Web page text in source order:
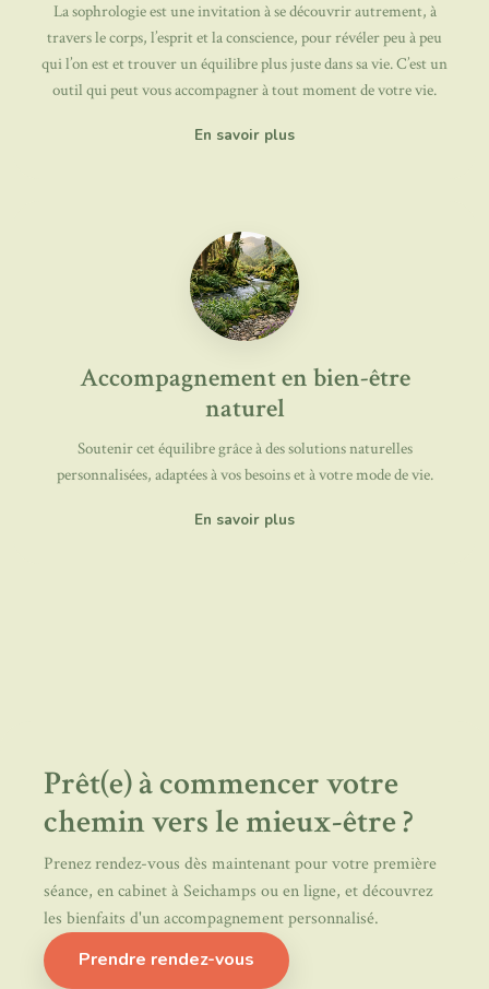
La sophrologie est une invitation à se découvrir autrement, à
travers le corps, l’esprit et la conscience, pour révéler peu à peu
qui l’on est et trouver un équilibre plus juste dans sa vie. C’est un
outil qui peut vous accompagner à tout moment de votre vie.
En savoir plus
Accompagnement en bien-être
naturel
Soutenir cet équilibre grâce à des solutions naturelles
personnalisées, adaptées à vos besoins et à votre mode de vie.
En savoir plus
Prêt(e) à commencer votre
chemin vers le mieux-être ?
Prenez rendez-vous dès maintenant pour votre première
séance, en cabinet à Seichamps ou en ligne, et découvrez
les bienfaits d'un accompagnement personnalisé.
Prendre rendez-vous